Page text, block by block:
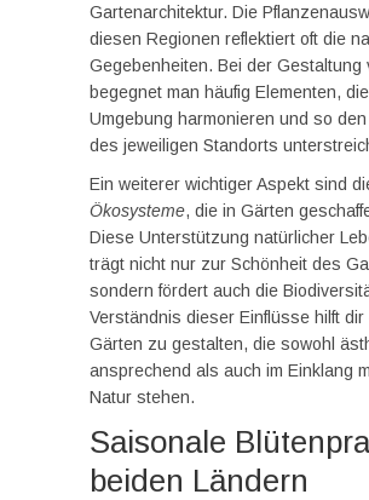
Gartenarchitektur. Die
diesen Regionen reflektiert oft die
Gegebenheiten. Bei der Gestaltung
begegnet man häufig Elementen,
Umgebung harmonieren und so
des jeweiligen Standorts
Ein weiterer wichtiger Aspekt sind
Ökosysteme, die in Gärten
Diese Unterstützung natürlicher
trägt nicht nur zur Schönheit des
sondern fördert auch die
Verständnis dieser Einflüsse hilft dir
Gärten zu gestalten, die sowohl
ansprechend als auch im Einklang
Natur stehen.
Saisonale
beiden Ländern